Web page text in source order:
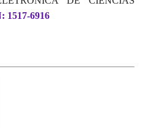
1517-6916